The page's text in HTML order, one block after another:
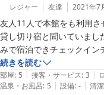
レジャー 友達 2021年7
友人11人で本館をも利用さ
貸し切り宿と聞いていまし
みで宿泊できチェックイン
部屋はキレイだしカラオケ
あり言うことなしでした。
テレビは映りませんでした
続きを読む
部屋: 5 | 接客・サービス: 3 |
温泉・お風呂: 5 | 設備: - | 清